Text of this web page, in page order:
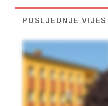
POSLJEDNJE